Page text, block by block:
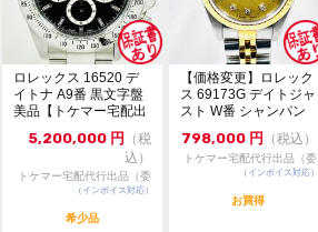
ロレックス 16520 デ
イトナ A9番 黒文字盤
美品【トケマー宅配出
5,200,000 円
（税
込）
トケマー宅配代行出品（委
託販売）
（インボイス対応）
希少品
【価格変更】ロレック
ス 69173G デイトジャ
スト W番 シャンパン
ゴールド 中...
798,000 円 （税込）
トケマー宅配代行出品（委
託販売）
（インボイス対応）
お買得